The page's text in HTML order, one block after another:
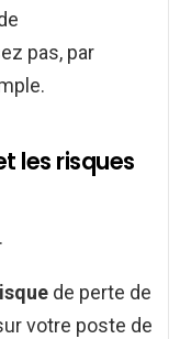
pas, par
les risques
de perte de
votre poste de